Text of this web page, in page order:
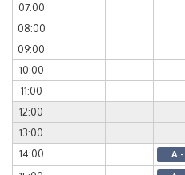
07:00
08:00
09:00
10:00
11:00
12:00
13:00
14:00
A -